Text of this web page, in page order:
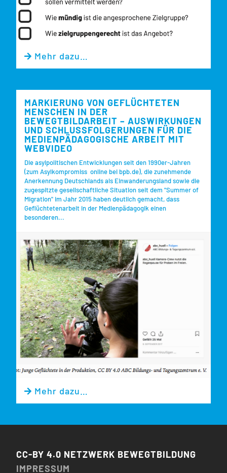
 Mehr dazu…
MARKIERUNG VON GEFLÜCHTETEN
MENSCHEN IN DER
BEWEGTBILDARBEIT – AUSWIRKUNGEN
UND SCHLUSSFOLGERUNGEN FÜR DIE
MEDIENPÄDAGOGISCHE ARBEIT MIT
WEBVIDEO
Die asylpolitischen Entwicklungen seit den 1990er-Jahren
(zum Asylkompromiss online bei bpb.de), die zunehmende
Anerkennung Deutschlands als Einwanderungsland sowie die
zugespitzte gesellschaftliche Situation seit dem "Summer of
Migration" im Jahr 2015 haben deutlich gemacht, dass
Geflüchtetenarbeit in der Medienpädagogik einen
besonderen...
 Mehr dazu…
CC-BY 4.0 NETZWERK BEWEGTBILDUNG
IMPRESSUM